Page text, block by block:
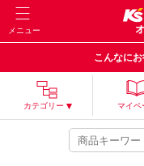
メニュー
こんなに
カテゴリー マイペ